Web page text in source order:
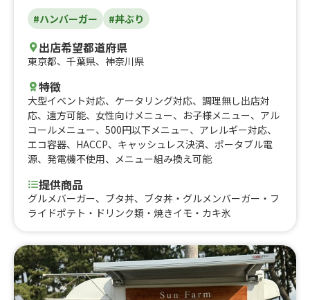
#ハンバーガー #丼ぶり
出店希望都道府県
東京都、 千葉県、 神奈川県
特徴
大型イベント対応、 ケータリング対応、 調理無し出店対
応、 遠方可能、 女性向けメニュー、 お子様メニュー、 アル
コールメニュー、 500円以下メニュー、 アレルギー対応、
エコ容器、 HACCP、 キャッシュレス決済、 ポータブル電
源、 発電機不使用、 メニュー組み換え可能
提供商品
グルメバーガー、ブタ丼、ブタ丼・グルメンバーガー・フ
ライドポテト・ドリンク類・焼きイモ・カキ氷